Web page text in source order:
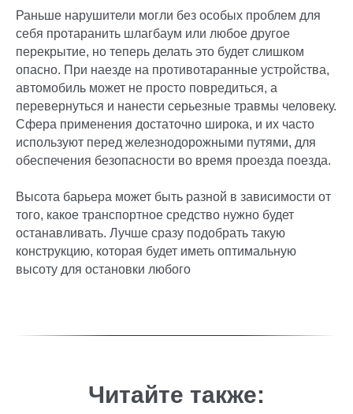
Раньше нарушители могли без особых проблем для
себя протаранить шлагбаум или любое другое
перекрытие, но теперь делать это будет слишком
опасно. При наезде на противотаранные устройства,
автомобиль может не просто повредиться, а
перевернуться и нанести серьезные травмы человеку.
Сфера применения достаточно широка, и их часто
используют перед железнодорожными путями, для
обеспечения безопасности во время проезда поезда.
Высота барьера может быть разной в зависимости от
того, какое транспортное средство нужно будет
останавливать. Лучше сразу подобрать такую
конструкцию, которая будет иметь оптимальную
высоту для остановки любого
Читайте также: